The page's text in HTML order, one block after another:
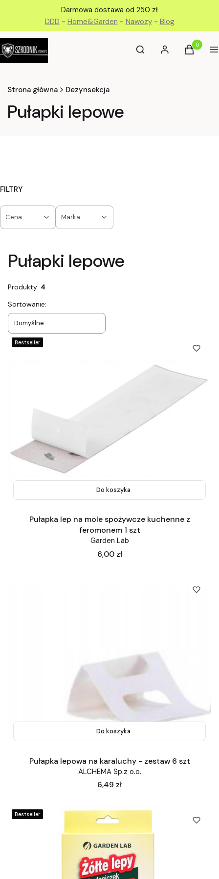
Darmowa dostawa od 250 zł
DDD - Home&Garden - Nawozy- Blog
Otwórz wyszukiwarkę
Szukaj Zaloguj sięProdukty
Koszyk
Strona główna Dezynsekcja
Pułapki lepowe
FILTRY
Cena Marka
Pułapki lepowe
Produkty: 4
Lista produktów
Sortowanie:
Domyślne
Bestseller
Do koszyka
Pułapka lep na mole spożywcze kuchenne z
feromonem 1 szt
Garden Lab
Cena
6,00 zł
Do koszyka
Pułapka lepowa na karaluchy - zestaw 6 szt
ALCHEMA Sp.z o.o.
Cena
6,49 zł
Bestseller